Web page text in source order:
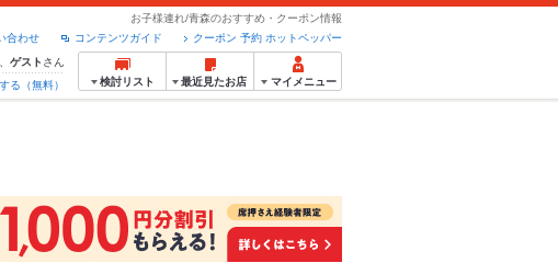
お子様連れ/青森のおすすめ・クーポン情報
クーポン 予約 ホットペッパー
コンテンツガイド
合わせ
ゲスト さん
る（無料）
検討リスト 最近見たお店 マイメニュー